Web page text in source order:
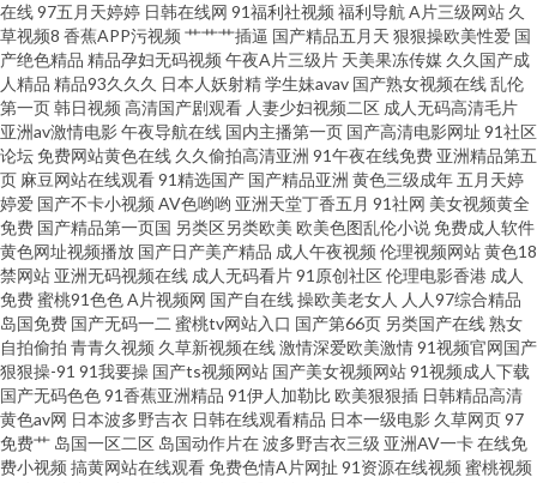
爱自拍 三级片日韩有码 伊人成人在线视频 97超碰护士香蕉 国产宾馆美女在
线 萌白酱一线天av 日韩中文资源 亚洲人妻中出 91网址在线观看 成人蝌蚪 狠
狠干综合 蜜桃av先锋影院 五月花综和网 97超碰自拍 福利免费亚洲天堂 九一
色色 欧美大片视频 日日干天天日 亚洲色图美腿丝袜 97综合 国产精品欧美二
区 欧美三级片官网 午夜福利激情 91资源 超碰在线97观看 九九干屄 欧日不卡
天天综合色图 在线免费九一网站 AA3级片 国产黄色第一页 欧美性爱com 亚
洲变态另类导航 99超碰总站 国产不卡一区 久草婷婷 人人乐人人妻 午夜av免
费 91破解官网免费 超碰地址在线 国产专区中 欧美综合性 午夜限制影院 91探
在线97五月天婷婷 日韩在线网 91福利社视频 福利导航A片三级网站 久
草视频8 香蕉APP污视频 艹艹艹插逼 国产精品五月天 狠狠操欧美性爱 国
产绝色精品 精品孕妇无码视频 午夜A片三级片 天美果冻传媒 久久国产成
人精品 精品93久久久 日本人妖射精学生妹avav 国产熟女视频在线乱伦
第一页韩日视频 高清国产剧观看 人妻少妇视频二区 成人无码高清毛片
亚洲av激情电影午夜导航在线 国内主播第一页 国产高清电影网址 91社区
论坛免费网站黄色在线 久久偷拍高清亚洲 91午夜在线免费 亚洲精品第五
页 麻豆网站在线观看91精选国产 国产精品亚洲 黄色三级成年 五月天婷
婷爱 国产不卡小视频 AV色哟哟 亚洲天堂丁香五月 91社网 美女视频黄全
免费 国产精品第一页国 另类区另类欧美 欧美色图乱伦小说免费成人软件
黄色网址视频播放 国产日产美产精品 成人午夜视频 伦理视频网站黄色18
禁网站 亚洲无码视频在线 成人无码看片91原创社区伦理电影香港 成人
免费蜜桃91色色A片视频网 国产自在线操欧美老女人 人人97综合精品
岛国免费 国产无码一二蜜桃tv网站入口 国产第66页 另类国产在线熟女
自拍偷拍 青青久视频 久草新视频在线激情深爱欧美激情91视频官网国产
狠狠操-91 91我要操 国产ts视频网站 国产美女视频网站91视频成人下载
国产无码色色91香蕉亚洲精品 91伊人加勒比 欧美狠狠插 日韩精品高清
黄色av网 日本波多野吉衣 日韩在线观看精品 日本一级电影 久草网页97
免费艹 岛国一区二区 岛国动作片在波多野吉衣三级 亚洲AV一卡在线免
费小视频 搞黄网站在线观看免费色情A片网扯 91资源在线视频 蜜桃视频